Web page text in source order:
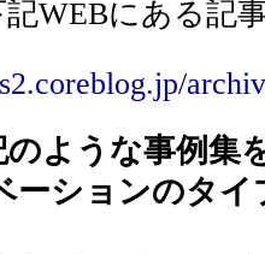
WEBにある記
ような事例集
ーションのタ